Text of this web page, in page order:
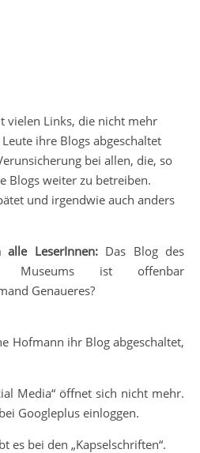
vielen Links, die nicht mehr
ihre Blogs abgeschaltet
bei allen, die, so
Blogs weiter zu betreiben.
und irgendwie auch anders
LeserInnen:Das Blog des
Museums ist offenbar
Genaueres?
Hofmann ihr Blog abgeschaltet,
Media“ öffnet sich nicht mehr.
Googleplus einloggen.
es bei den „Kapselschriften“.